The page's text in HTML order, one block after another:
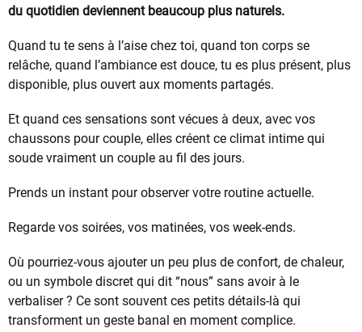
du quotidien deviennent beaucoup plus naturels.
Quand tu te sens à l’aise chez toi, quand ton corps se
relâche, quand l’ambiance est douce, tu es plus présent, plus
disponible, plus ouvert aux moments partagés.
Et quand ces sensations sont vécues à deux, avec vos
chaussons pour couple, elles créent ce climat intime qui
soude vraiment un couple au fil des jours.
Prends un instant pour observer votre routine actuelle.
Regarde vos soirées, vos matinées, vos week-ends.
Où pourriez-vous ajouter un peu plus de confort, de chaleur,
ou un symbole discret qui dit “nous” sans avoir à le
verbaliser ? Ce sont souvent ces petits détails-là qui
transforment un geste banal en moment complice.